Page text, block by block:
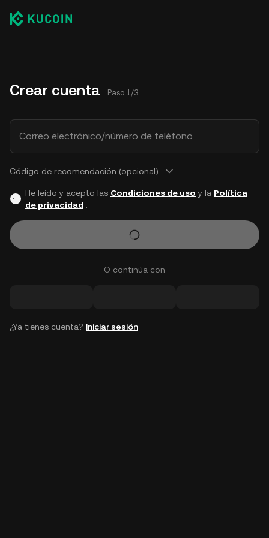
Crear cuenta Paso 1/3
Correo electrónico/número de teléfono
Código de recomendación (opcional)
He leído y acepto las Condiciones de uso y la Política
de privacidad
O continúa con
¿Ya tienes cuenta? Iniciar sesión